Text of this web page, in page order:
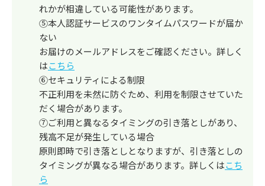
れかが相違している可能性があります。
⑤本人認証サービスのワンタイムパスワードが届か
ない
お届けのメールアドレスをご確認ください。詳しく
はこちら
⑥セキュリティによる制限
不正利用を未然に防ぐため、利用を制限させていた
だく場合があります。
⑦ご利用と異なるタイミングの引き落としがあり、
残高不足が発生している場合
原則即時で引き落としとなりますが、引き落としの
タイミングが異なる場合があります。詳しくはこち
ら